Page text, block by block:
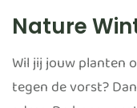
Nature
Wil jij jouw planten
tegen de vorst?